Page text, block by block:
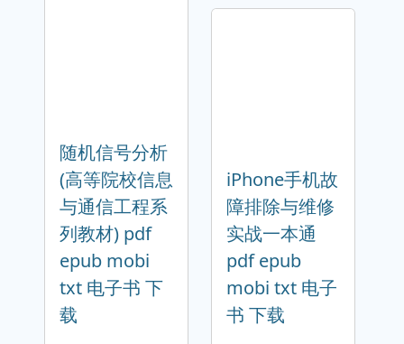
随机信号分析
(高等院校信息
与通信工程系
列教材) pdf
epub mobi
txt 电子书 下
载
iPhone手机故
障排除与维修
实战一本通
pdf epub
mobi txt 电子
书 下载